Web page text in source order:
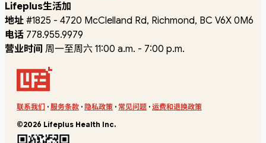
Lifeplus生活加
地址 #1825 - 4720 McClelland Rd, Richmond, BC V6X 0M6
电话 778.955.9979
营业时间 周一至周六 11:00 a.m. - 7:00 p.m.
联系我们 · 服务条款 · 隐私政策 · 常见问题 · 运费和退换政策
©2026 Lifeplus Health Inc.